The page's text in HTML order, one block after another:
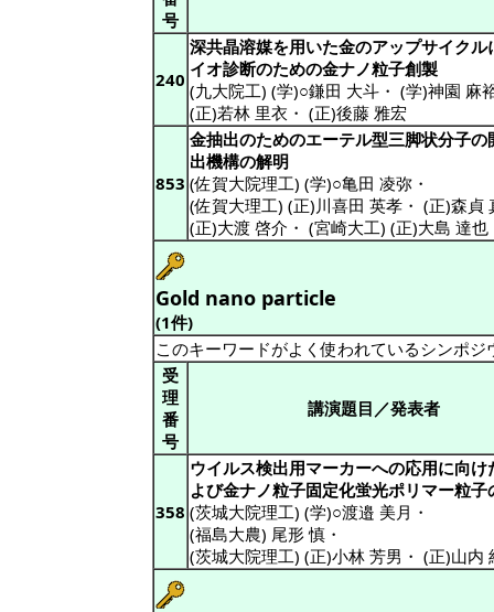
号
240
深共晶溶媒を用いた金のアップサイクル
イオ診断のための金ナノ粒子創製
(九大院工) (学)○鎌田 大斗 ・ (学)神園 麻
(正)若林 里衣 ・ (正)後藤 雅宏
853
金抽出のためのエーテル型三脚状分子の
出機構の解明
(佐賀大院理工) (学)○亀田 凌弥 ・
(佐賀大理工) (正)川喜田 英孝 ・ (正)森貞
(正)大渡 啓介 ・ (宮崎大工) (正)大島 達也
Gold nano particle
(1件)
このキーワードがよく使われているシンポ
受
理
番
号
講演題目／発表者
358
ウイルス検出用マーカーへの応用に向け
よび金ナノ粒子固定化蛍光ポリマー粒子
(茨城大院理工) (学)○渡邉 美月 ・
(福島大農) 尾形 慎 ・
(茨城大院理工) (正)小林 芳男 ・ (正)山内